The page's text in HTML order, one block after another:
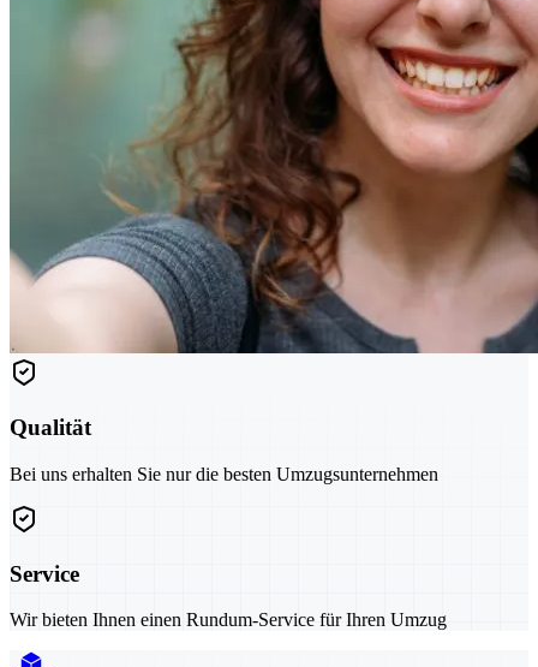
Qualität
Bei uns erhalten Sie nur die besten Umzugsunternehmen
Service
Wir bieten Ihnen einen Rundum-Service für Ihren Umzug